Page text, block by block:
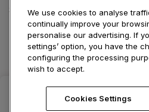
Select
Support (opens in a new tab)
We use cookies to analyse
continually improve your
personalise our advertising. If
settings’ option, you have the
configuring the processing
wish to accept.
Cookies Settings